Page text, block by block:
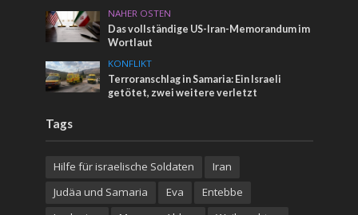
NAHER OSTEN
Das vollständige US-Iran-Memorandum im
Wortlaut
KONFLIKT
Terroranschlag in Samaria: Ein Israeli
getötet, zwei weitere verletzt
Tags
Hilfe für israelische Soldaten
Iran
Judäa und Samaria
Eva
Entebbe